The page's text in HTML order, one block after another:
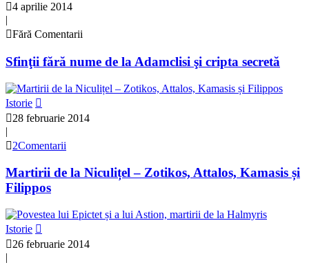
4 aprilie 2014
|
Fără Comentarii
Sfinţii fără nume de la Adamclisi şi cripta secretă
Istorie
28 februarie 2014
|
2Comentarii
Martirii de la Niculițel – Zotikos, Attalos, Kamasis și
Filippos
Istorie
26 februarie 2014
|